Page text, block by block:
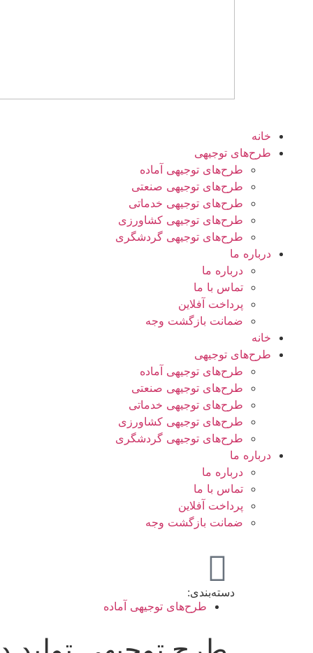
خانه
طرح‌های توجیهی
طرح‌های توجیهی آماده
طرح‌های توجیهی صنعتی
طرح‌های توجیهی خدماتی
طرح‌های توجیهی کشاورزی
طرح‌های توجیهی گردشگری
درباره ما
درباره ما
تماس با ما
پرداخت آفلاین
ضمانت بازگشت وجه
خانه
طرح‌های توجیهی
طرح‌های توجیهی آماده
طرح‌های توجیهی صنعتی
طرح‌های توجیهی خدماتی
طرح‌های توجیهی کشاورزی
طرح‌های توجیهی گردشگری
درباره ما
درباره ما
تماس با ما
پرداخت آفلاین
ضمانت بازگشت وجه
دسته‌بندی:
طرح‌های توجیهی آماده